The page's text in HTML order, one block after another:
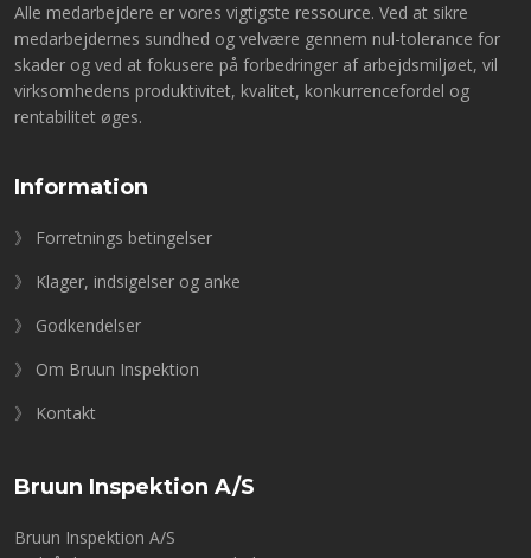
Alle medarbejdere er vores vigtigste ressource. Ved at sikre
medarbejdernes sundhed og velvære gennem nul-tolerance for
skader og ved at fokusere på forbedringer af arbejdsmiljøet, vil
virksomhedens produktivitet, kvalitet, konkurrencefordel og
rentabilitet øges.
Information
》 Forretnings betingelser
》 Klager, indsigelser og anke
》 Godkendelser
》 Om Bruun Inspektion
》 Kontakt
Bruun Inspektion A/S
Bruun Inspektion A/S